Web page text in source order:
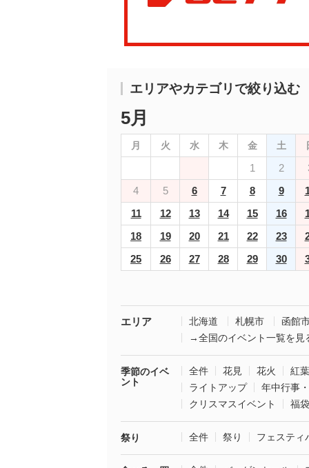
エリアやカテゴリで絞り込む
5月
月 火 水 木 金 土
1 2
4
5 6 7 8 9
11
12 13 14 15 16
18
19 20 21 22 23
25
26 27 28 29 30
エリア 北海道 札幌市
函館
→全国のイベント一覧を見
季節のイベ
ント
全件 花見 花火
紅葉
ライトアップ
年中行事
クリスマスイベント
福
祭り 全件 祭り フェスティ